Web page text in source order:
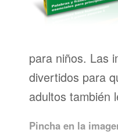
para niños. Las
divertidos para
adultos también
Pincha en la